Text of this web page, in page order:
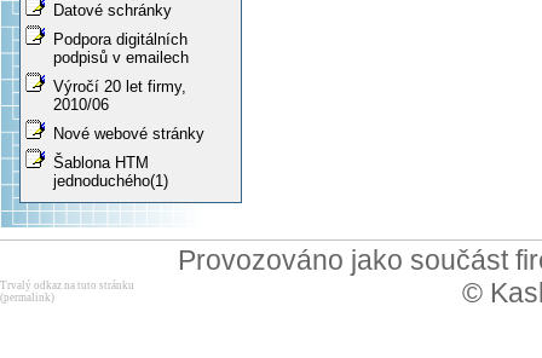
Datové schránky
Podpora digitálních
podpisů v emailech
Výročí 20 let firmy,
2010/06
Nové webové stránky
Šablona HTM
jednoduchého(1)
Provozováno jako součást
©
Trvalý odkaz na tuto stránku
(permalink)